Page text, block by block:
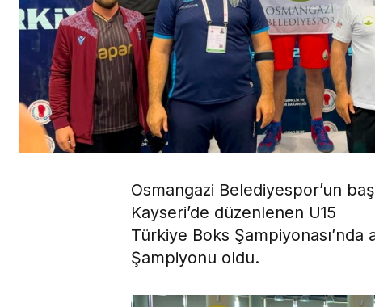
Osmangazi Belediyespor’un
Kayseri’de düzenlenen U15
Türkiye Boks
Şampiyonu oldu.